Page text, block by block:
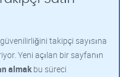
takipçi sayısına
Yeni açılan bir sayfanın
almakbu süreci